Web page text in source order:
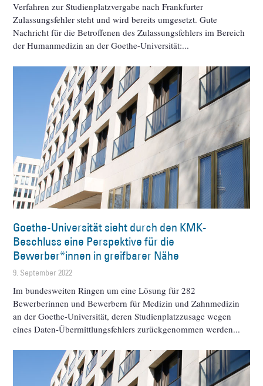
Verfahren zur Studienplatzvergabe nach Frankfurter
Zulassungsfehler steht und wird bereits umgesetzt. Gute
Nachricht für die Betroffenen des Zulassungsfehlers im Bereich
der Humanmedizin an der Goethe-Universität:
Goethe-Universität sieht durch den KMK-
Beschluss eine Perspektive für die
Bewerber*innen in greifbarer Nähe
9. September 2022
Im bundesweiten Ringen um eine Lösung für 282
Bewerberinnen und Bewerbern für Medizin und Zahnmedizin
an der Goethe-Universität, deren Studienplatzzusage wegen
eines Daten-Übermittlungsfehlers zurückgenommen werden